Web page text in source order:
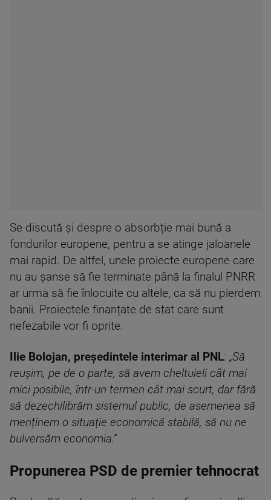
Se discută și despre o absorbție mai bună a
fondurilor europene, pentru a se atinge jaloanele
mai rapid. De altfel, unele proiecte europene care
nu au șanse să fie terminate până la finalul PNRR
ar urma să fie înlocuite cu altele, ca să nu pierdem
banii. Proiectele finanțate de stat care sunt
nefezabile vor fi oprite.
Ilie Bolojan, președintele interimar al PNL: „Să
reușim, pe de o parte, să avem cheltuieli cât mai
mici posibile, într-un termen cât mai scurt, dar fără
să dezechilibrăm sistemul public, de asemenea să
menținem o situație economică stabilă, să nu ne
bulversăm economia.”
Propunerea PSD de premier tehnocrat